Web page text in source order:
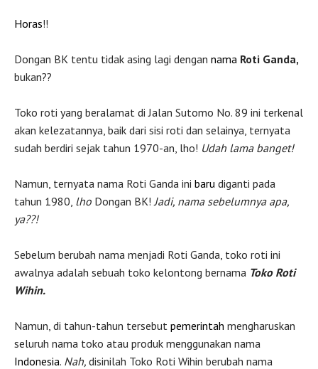
Horas!!
Dongan BK tentu tidak asing lagi dengan nama Roti Ganda,
bukan??
Toko roti yang beralamat di Jalan Sutomo No. 89 ini terkenal
akan kelezatannya, baik dari sisi roti dan selainya, ternyata
sudah berdiri sejak tahun 1970-an, lho! Udah lama banget!
Namun, ternyata nama Roti Ganda ini baru diganti pada
tahun 1980, lho Dongan BK! Jadi, nama sebelumnya apa,
ya??!
Sebelum berubah nama menjadi Roti Ganda, toko roti ini
awalnya adalah sebuah toko kelontong bernama Toko Roti
Wihin.
Namun, di tahun-tahun tersebut pemerintah mengharuskan
seluruh nama toko atau produk menggunakan nama
Indonesia. Nah, disinilah Toko Roti Wihin berubah nama